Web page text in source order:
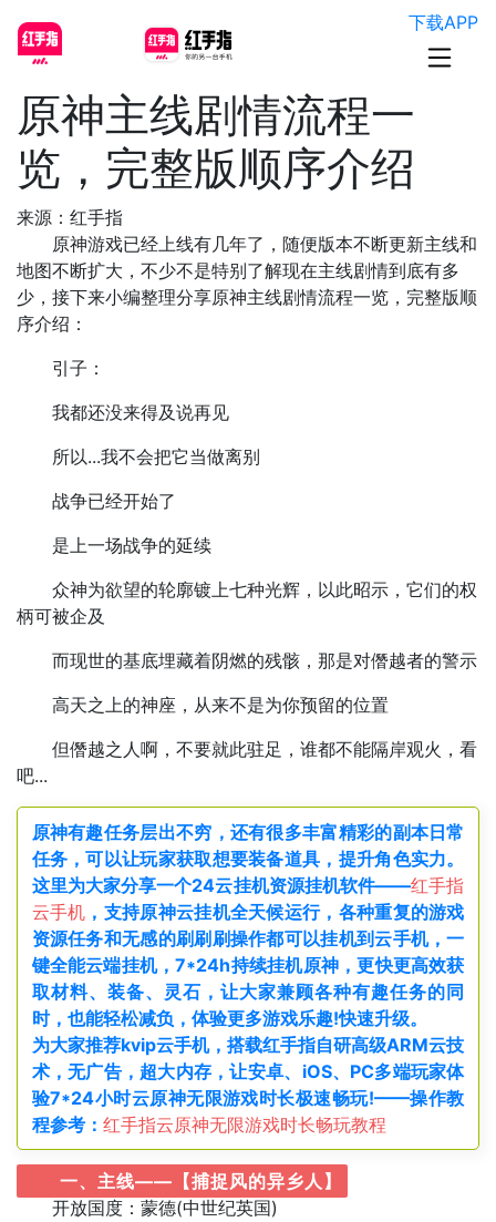
下载APP
原神主线剧情流程一
览，完整版顺序介绍
来源：红手指
原神游戏已经上线有几年了，随便版本不断更新主线和
地图不断扩大，不少不是特别了解现在主线剧情到底有多
少，接下来小编整理分享原神主线剧情流程一览，完整版顺
序介绍：
引子：
我都还没来得及说再见
所以...我不会把它当做离别
战争已经开始了
是上一场战争的延续
众神为欲望的轮廓镀上七种光辉，以此昭示，它们的权
柄可被企及
而现世的基底埋藏着阴燃的残骸，那是对僭越者的警示
高天之上的神座，从来不是为你预留的位置
但僭越之人啊，不要就此驻足，谁都不能隔岸观火，看
吧...
原神有趣任务层出不穷，还有很多丰富精彩的副本日常
任务，可以让玩家获取想要装备道具，提升角色实力。
这里为大家分享一个24云挂机资源挂机软件——红手指
云手机 ，支持原神云挂机全天候运行，各种重复的游戏
资源任务和无感的刷刷刷操作都可以挂机到云手机，一
键全能云端挂机，7*24h持续挂机原神，更快更高效获
取材料、装备、灵石，让大家兼顾各种有趣任务的同
时，也能轻松减负，体验更多游戏乐趣!快速升级。
为大家推荐kvip云手机，搭载红手指自研高级ARM云技
术，无广告，超大内存，让安卓、iOS、PC多端玩家体
验7*24小时云原神无限游戏时长极速畅玩!——操作教
程参考： 红手指云原神无限游戏时长畅玩教程
一、主线——【捕捉风的异乡人】
开放国度：蒙德(中世纪英国)